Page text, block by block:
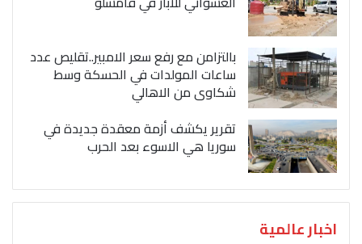
بالتزامن مع رفع سعر الامبير..تقليص عدد
ساعات المولدات في الحسكة وسط
شكاوى من الاهالي
تقرير يكشف أزمة معقدة جديدة في
سوريا هي الاسوء بعد الحرب
اخبار عالمية